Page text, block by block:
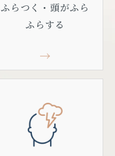
ふらつく・頭がふら
ふらする